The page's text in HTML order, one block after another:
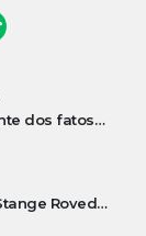
Sala de Visitas: Diante dos fatos que influenciam a economia o que podemos esperar de 2022
A agricultor Nilton Stange Roveda, afirma ter recebido ajuda espiritual durante acidente